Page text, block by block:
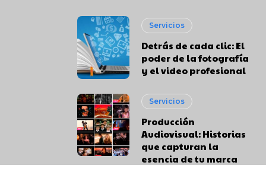
Servicios
Detrás de cada clic: El
poder de la fotografía
y el video profesional
Servicios
Producción
Audiovisual: Historias
que capturan la
esencia de tu marca